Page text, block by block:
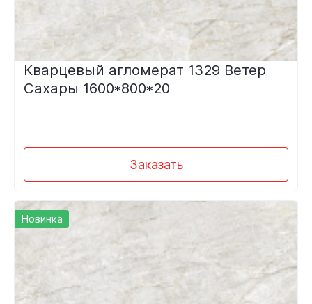
Кварцевый агломерат 1329 Ветер
Сахары 1600*800*20
Заказать
Новинка